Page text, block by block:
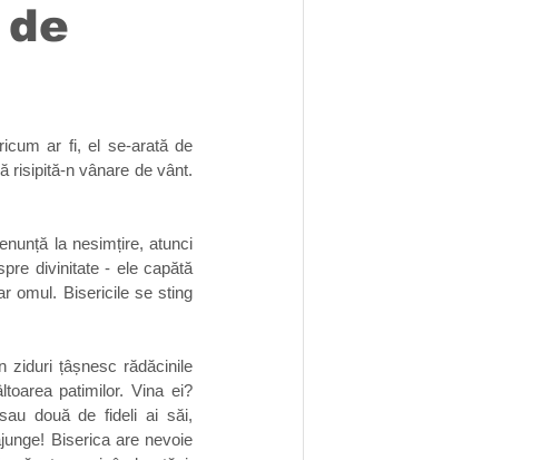
ar fi, el se-arată de
risipită-n vânare de vânt.
la nesimțire, atunci
divinitate - ele capătă
omul. Bisericile se sting
ziduri țâșnesc rădăcinile
patimilor. Vina ei?
două de fideli ai săi,
Biserica are nevoie